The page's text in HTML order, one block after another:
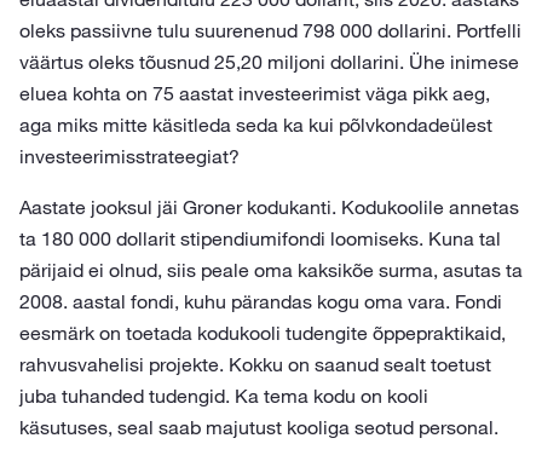
oleks passiivne tulu suurenenud 798 000 dollarini. Portfelli
väärtus oleks tõusnud 25,20 miljoni dollarini. Ühe inimese
eluea kohta on 75 aastat investeerimist väga pikk aeg,
aga miks mitte käsitleda seda ka kui põlvkondadeülest
investeerimisstrateegiat?
Aastate jooksul jäi Groner kodukanti. Kodukoolile annetas
ta 180 000 dollarit stipendiumifondi loomiseks. Kuna tal
pärijaid ei olnud, siis peale oma kaksikõe surma, asutas ta
2008. aastal fondi, kuhu pärandas kogu oma vara. Fondi
eesmärk on toetada kodukooli tudengite õppepraktikaid,
rahvusvahelisi projekte. Kokku on saanud sealt toetust
juba tuhanded tudengid. Ka tema kodu on kooli
käsutuses, seal saab majutust kooliga seotud personal.